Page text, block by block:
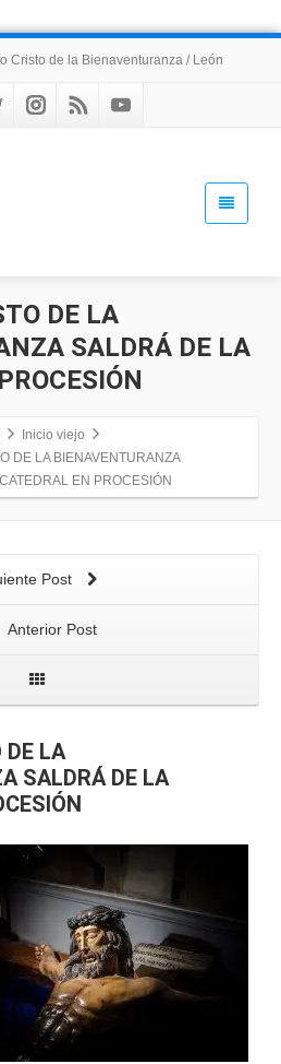
Cristo de la Bienaventuranza / León
DE LA
SALDRÁ DE LA
Inicio viejo
DE LA BIENAVENTURANZA
EN PROCESIÓN
Post
Anterior Post
DE LA
SALDRÁ DE LA